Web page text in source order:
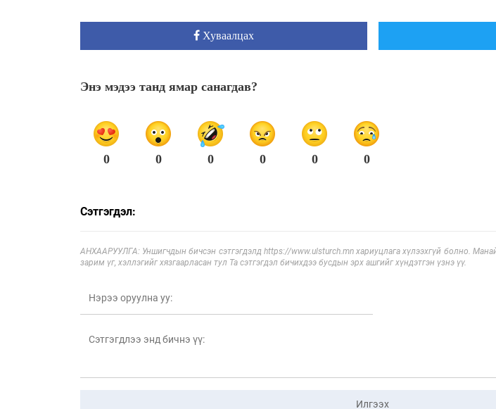
Хуваалцах
Энэ мэдээ танд ямар санагдав?
0 0 0 0 0 0
Сэтгэгдэл:
АНХААРУУЛГА: Уншигчдын бичсэн сэтгэгдэлд https://www.ulsturch.mn хариуцлага хүлээхгүй болно.
зарим үг, хэллэгийг хязгаарласан тул Та сэтгэгдэл бичихдээ бусдын эрх ашгийг хүндэтгэн үзнэ үү.
Илгээх